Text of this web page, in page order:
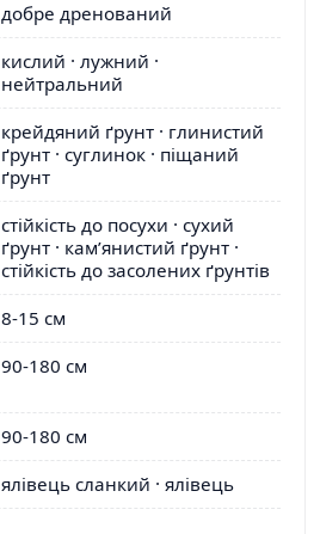
добре дренований
кислий · лужний ·
нейтральний
крейдяний ґрунт · глинистий
ґрунт · суглинок · піщаний
ґрунт
стійкість до посухи · сухий
ґрунт · кам’янистий ґрунт ·
стійкість до засолених ґрунтів
8-15 см
90-180 см
90-180 см
ялівець сланкий · ялівець